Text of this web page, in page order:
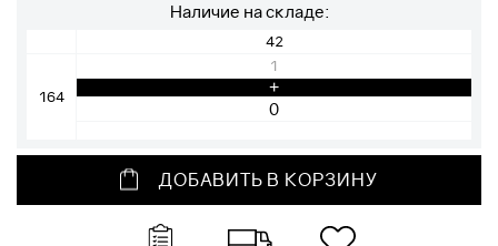
Наличие на складе:
42
164
1
+
ДОБАВИТЬ В КОРЗИНУ